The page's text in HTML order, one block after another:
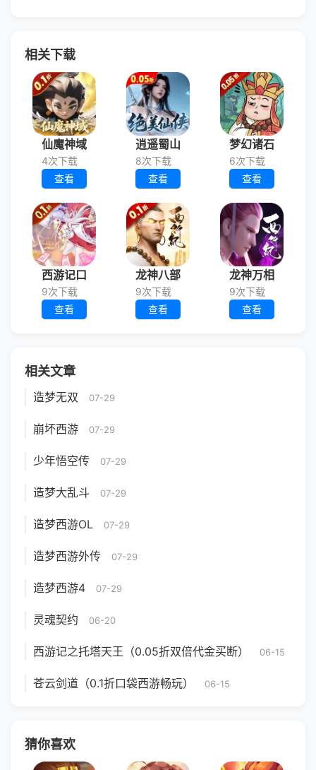
相关下载
仙魔神域
4次下载
查看
逍遥蜀山
8次下载
查看
梦幻诸石
6次下载
查看
西游记口
9次下载
查看
龙神八部
9次下载
查看
龙神万相
9次下载
查看
相关文章
造梦无双 07-29
崩坏西游 07-29
少年悟空传 07-29
造梦大乱斗 07-29
造梦西游OL 07-29
造梦西游外传 07-29
造梦西游4 07-29
灵魂契约 06-20
西游记之托塔天王（0.05折双倍代金买断） 06-15
苍云剑道（0.1折口袋西游畅玩） 06-15
猜你喜欢